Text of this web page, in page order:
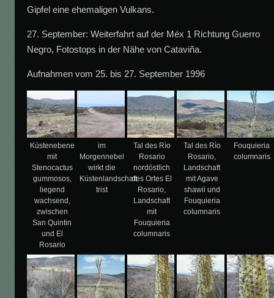
Gipfel eine ehemaligen Vulkans.
27. September: Weiterfahrt auf der Méx 1 Richtung Guerro
Negro, Fotostops in der Nähe von Cataviña.
Aufnahmen vom 25. bis 27. September 1996
Küstenebene
mit
Stenocactus
gummosos,
liegend
wachsend,
zwischen
San Quintin
und El
Rosario
im
Morgennebel
wirkt die
Küstenlandschaft
trist
Tal des Rìo
Rosario
nordöstlich
des Ortes El
Rosario,
Landschaft
mit
Fouquieria
columnaris
Tal des Rìo
Rosario,
Landschaft
mit Agave
shawii und
Fouquieria
columnaris
Fouquieria
columnaris